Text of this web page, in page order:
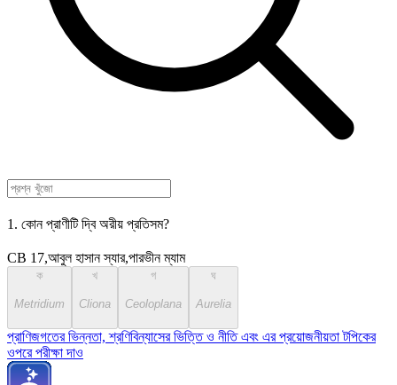
1. কোন প্রাণীটি দ্বি অরীয় প্রতিসম?
CB 17,আবুল হাসান স্যার,পারভীন ম্যাম
ক
Metridium
খ
Cliona
গ
Ceoloplana
ঘ
Aurelia
প্রাণিজগতের ভিন্নতা, শ্রণিবিন্যাসের ভিত্তি ও নীতি এবং এর প্রয়োজনীয়তা টপিকের
ওপরে পরীক্ষা দাও